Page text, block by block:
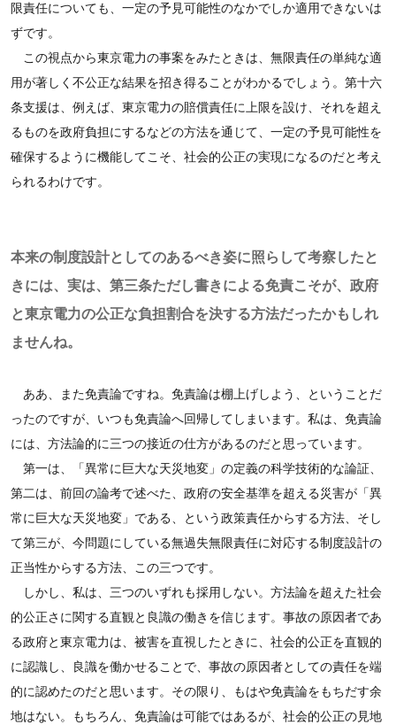
限責任についても、一定の予見可能性のなかでしか適用できないは
ずです。
この視点から東京電力の事案をみたときは、無限責任の単純な適
用が著しく不公正な結果を招き得ることがわかるでしょう。第十六
条支援は、例えば、東京電力の賠償責任に上限を設け、それを超え
るものを政府負担にするなどの方法を通じて、一定の予見可能性を
確保するように機能してこそ、社会的公正の実現になるのだと考え
られるわけです。
本来の制度設計としてのあるべき姿に照らして考察したと
きには、実は、第三条ただし書きによる免責こそが、政府
と東京電力の公正な負担割合を決する方法だったかもしれ
ませんね。
ああ、また免責論ですね。免責論は棚上げしよう、ということだ
ったのですが、いつも免責論へ回帰してしまいます。私は、免責論
には、方法論的に三つの接近の仕方があるのだと思っています。
第一は、「異常に巨大な天災地変」の定義の科学技術的な論証、
第二は、前回の論考で述べた、政府の安全基準を超える災害が「異
常に巨大な天災地変」である、という政策責任からする方法、そし
て第三が、今問題にしている無過失無限責任に対応する制度設計の
正当性からする方法、この三つです。
しかし、私は、三つのいずれも採用しない。方法論を超えた社会
的公正さに関する直観と良識の働きを信じます。事故の原因者であ
る政府と東京電力は、被害を直視したときに、社会的公正を直観的
に認識し、良識を働かせることで、事故の原因者としての責任を端
的に認めたのだと思います。その限り、もはや免責論をもちだす余
地はない。もちろん、免責論は可能ではあるが、社会的公正の見地